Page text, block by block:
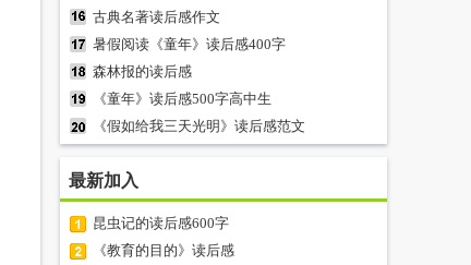
古典名著读后感作文
暑假阅读《童年》读后感400字
森林报的读后感
《童年》读后感500字高中生
《假如给我三天光明》读后感范文
最新加入
昆虫记的读后感600字
《教育的目的》读后感